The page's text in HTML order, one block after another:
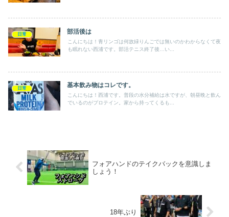
日常 部活後は
こんにちは！青リンゴは何故緑りんごでは無いのかわからなくて夜
も眠れない西浦です。部活テニス終了後…い...
日常 基本飲み物はコレです。
こんにちは！西浦です。普段の水分補給は水ですが、朝昼晩と飲ん
でいるのがプロテイン。家から持ってくるも...
フォアハンドのテイクバックを意識しま
しょう！
18年ぶり